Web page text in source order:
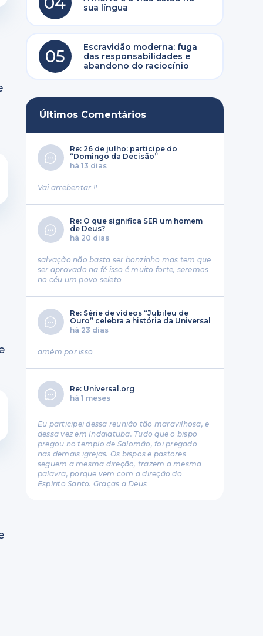
sua língua
05
Escravidão moderna: fuga
das responsabilidades e
abandono do raciocínio
Últimos Comentários
Re: 26 de julho: participe do
“Domingo da Decisão”
há 13 dias
Vai arrebentar !!
Re: O que significa SER um homem
de Deus?
há 20 dias
salvação não basta ser bonzinho mas tem que
ser aprovado na fé isso é muito forte, seremos
no céu um povo seleto
Re: Série de vídeos “Jubileu de
Ouro” celebra a história da Universal
há 23 dias
amém por isso
Re: Universal.org
há 1 meses
Eu participei dessa reunião tão maravilhosa, e
dessa vez em Indaiatuba. Tudo que o bispo
pregou no templo de Salomão, foi pregado
nas demais igrejas. Os bispos e pastores
seguem a mesma direção, trazem a mesma
palavra, porque vem com a direção do
Espírito Santo. Graças a Deus